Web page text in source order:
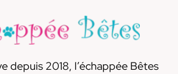
depuis 2018, l’échappée Bêtes